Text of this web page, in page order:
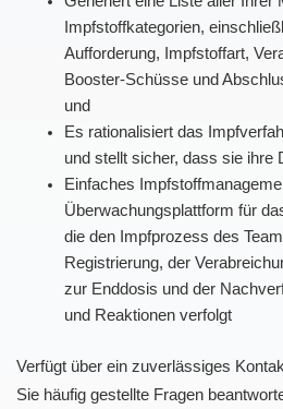
Impfstoffkategorien,
Aufforderung, Impfstoffart,
Booster-Schüsse und
und
Es rationalisiert das
und stellt sicher, dass sie ihre
Einfaches
Überwachungsplattform für
die den Impfprozess des
Registrierung, der
zur Enddosis und der
und Reaktionen verfolgt
Verfügt über ein zuverlässiges
Sie häufig gestellte Fragen